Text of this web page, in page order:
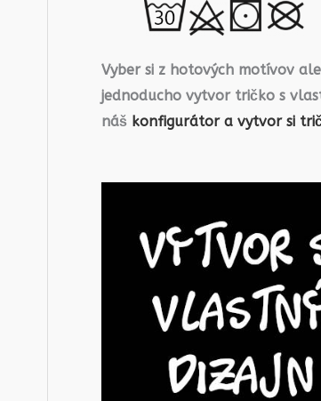
Vyber si z hotových motívov
jednoducho vytvor tričko s
náš konfigurátor a vytvor si